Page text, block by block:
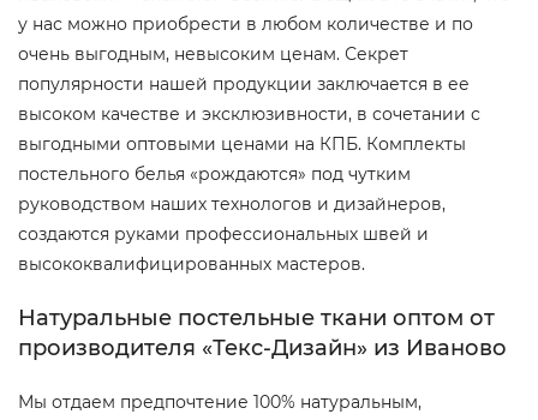
у нас можно приобрести в любом количестве и по
очень выгодным, невысоким ценам. Секрет
популярности нашей продукции заключается в ее
высоком качестве и эксклюзивности, в сочетании с
выгодными оптовыми ценами на КПБ. Комплекты
постельного белья «рождаются» под чутким
руководством наших технологов и дизайнеров,
создаются руками профессиональных швей и
высококвалифицированных мастеров.
Натуральные постельные ткани оптом от
производителя «Текс-Дизайн» из Иваново
Мы отдаем предпочтение 100% натуральным,